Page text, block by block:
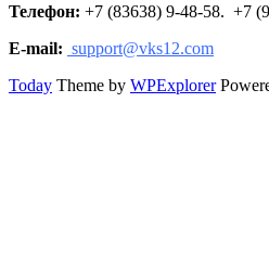
Телефон: +7 (83638) 9-48-58. +7
E-mail: support@vks12.com
Today Theme by WPExplorer